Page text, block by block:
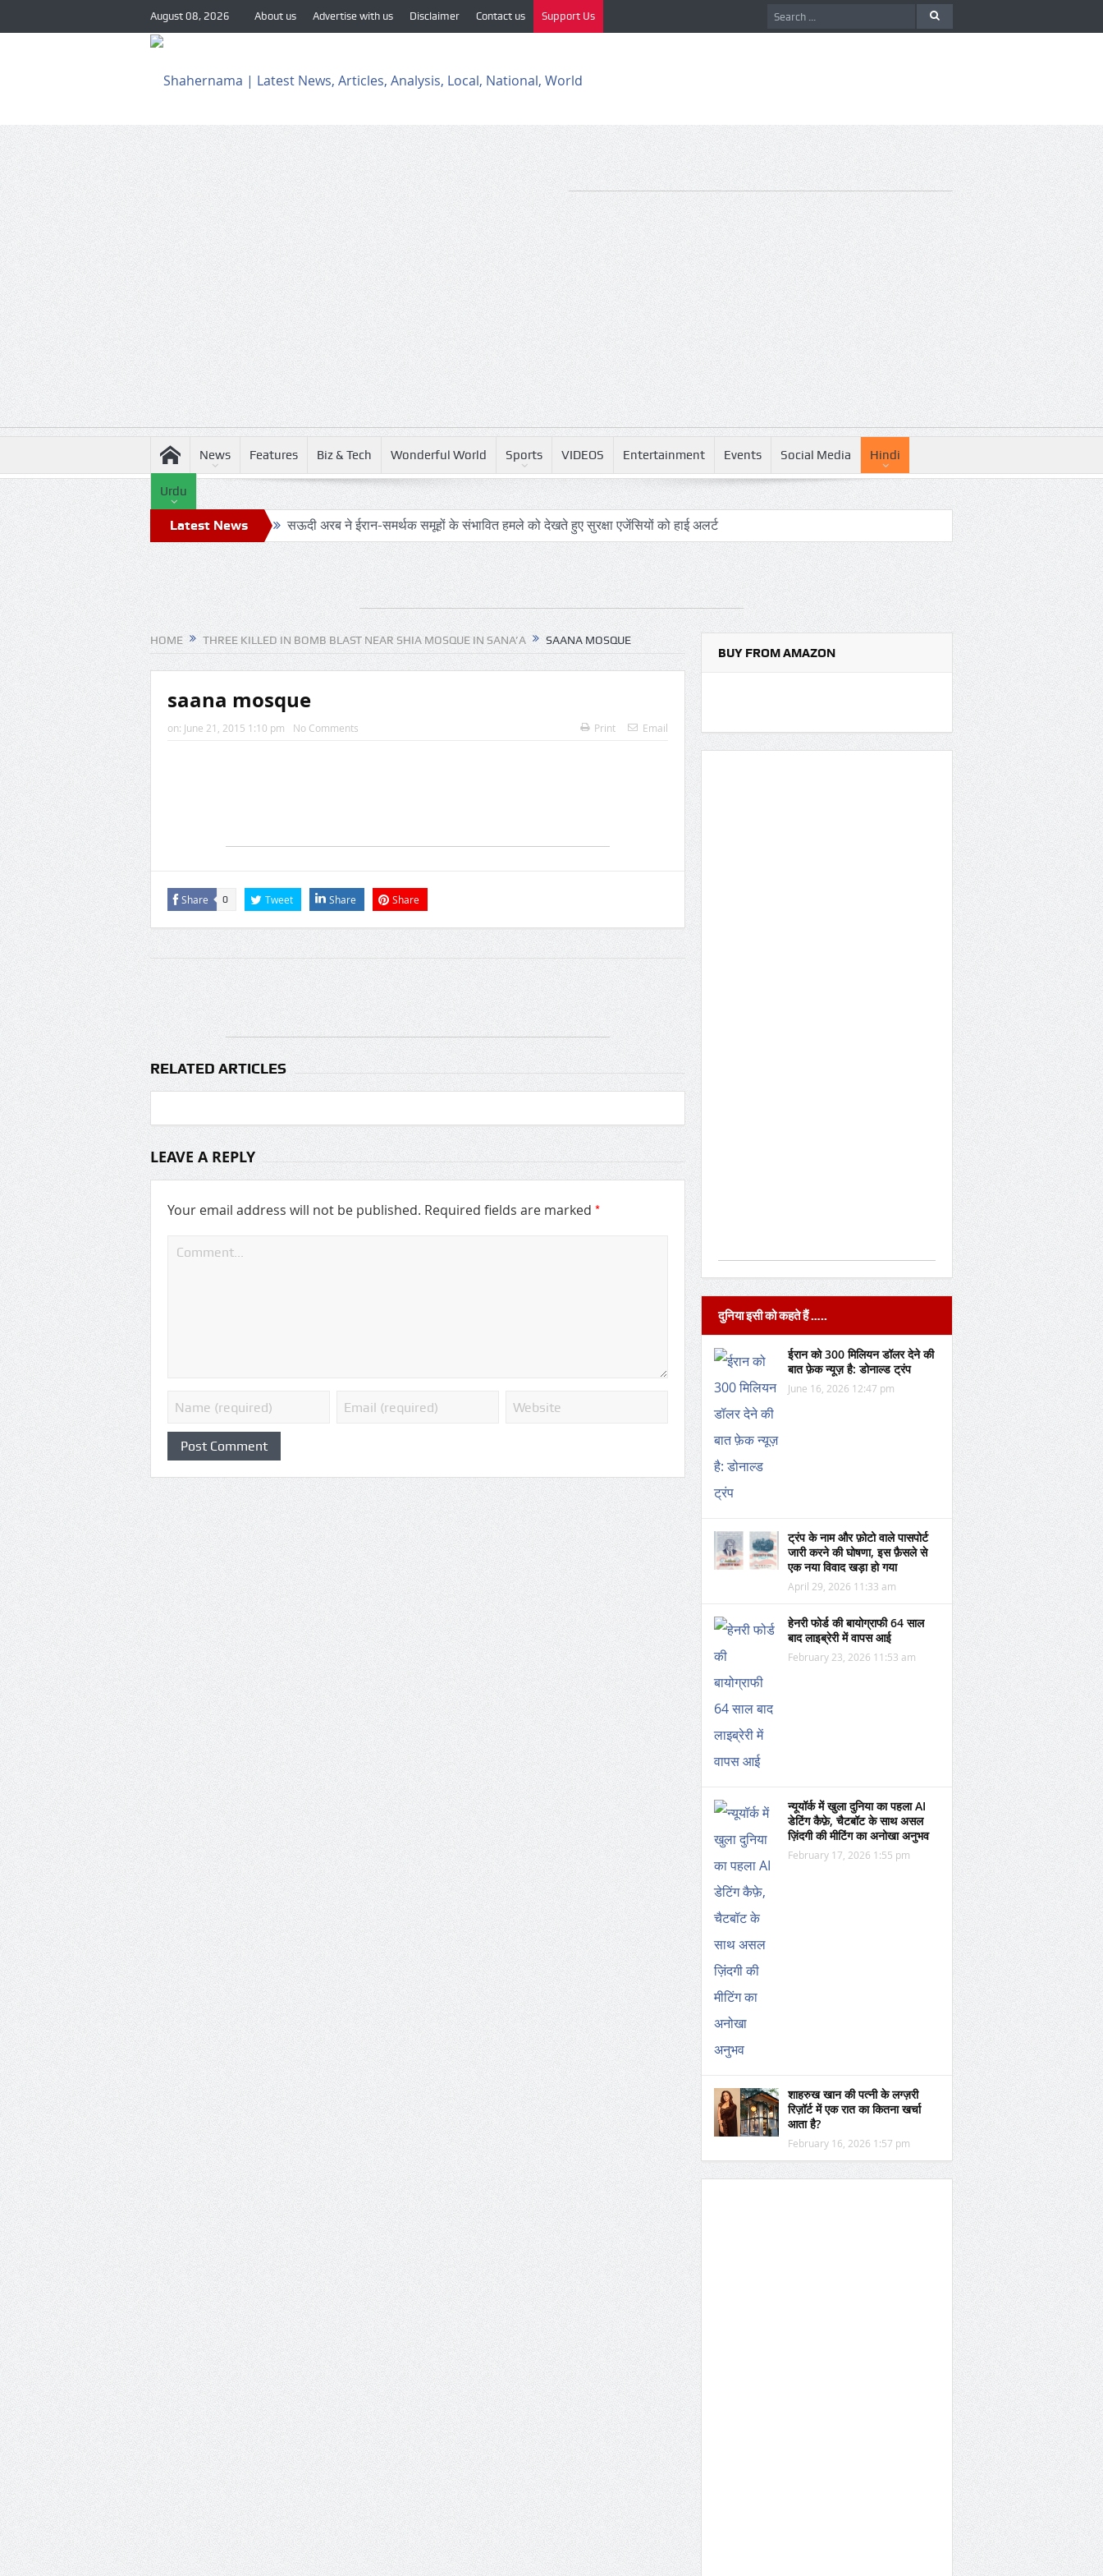
August 08, 2026 About us Advertise with us Disclaimer Contact us Support Us
News Features Biz & Tech Wonderful World Sports VIDEOS Entertainment Events Social Media Hindi
Urdu
Latest News
सऊदी अरब ने ईरान-समर्थक समूहों के संभावित हमले को देखते हुए सुरक्षा एजेंसियों को हाई अलर्ट
24 घंटे का सफ़र: आखिर कब बदलेगी लखनऊ–मुंबई रेल यात्रा की तस्वीर?
ट्रंप के हेलीकॉप्टर और यात्री विमान के बीच खतरनाक नज़दीकी की जांच
रिपोर्ट: अपनी कक्षा से भटका SpaceX रॉकेट आज चंद्रमा से टकराएगा
आग़ा मीर की ड्योढ़ी: जहाँ शानदार इमामबाड़ा,नवाबी शान और इतिहास साँस लेता था
डील साइन करने का यह आखिरी मौका है, ट्रंप ने एक बार फिर ईरान को धमकी दी
‘मैं कहीं नहीं जा रहा’; ईरानी राष्ट्रपति ने इस्तीफ़े और अंदरूनी मतभेदों की खबरों को नकारा
HOME THREE KILLED IN BOMB BLAST NEAR SHIA MOSQUE IN SANA’A SAANA MOSQUE
saana mosque
on: June 21, 2015 1:10 pm No Comments Print Email
Share 0 Tweet Share Share
RELATED ARTICLES
LEAVE A REPLY
Your email address will not be published. Required fields are marked *
BUY FROM AMAZON
दुनिया इसी को कहते हैं …..
ईरान को 300 मिलियन डॉलर देने की
बात फ़ेक न्यूज़ है: डोनाल्ड ट्रंप
June 16, 2026 12:47 pm
ट्रंप के नाम और फ़ोटो वाले पासपोर्ट
जारी करने की घोषणा, इस फ़ैसले से
एक नया विवाद खड़ा हो गया
April 29, 2026 11:33 am
हेनरी फोर्ड की बायोग्राफी 64 साल
बाद लाइब्रेरी में वापस आई
February 23, 2026 11:53 am
न्यूयॉर्क में खुला दुनिया का पहला AI
डेटिंग कैफ़े, चैटबॉट के साथ असल
ज़िंदगी की मीटिंग का अनोखा अनुभव
February 17, 2026 1:55 pm
शाहरुख खान की पत्नी के लग्ज़री
रिज़ॉर्ट में एक रात का कितना खर्चा
आता है?
February 16, 2026 1:57 pm